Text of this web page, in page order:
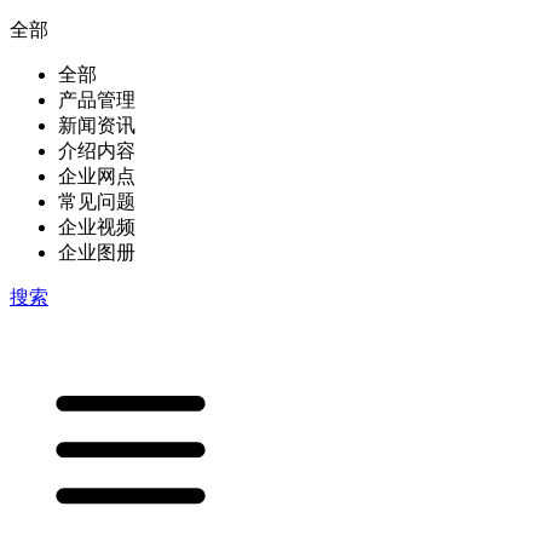
全部
全部
产品管理
新闻资讯
介绍内容
企业网点
常见问题
企业视频
企业图册
搜索